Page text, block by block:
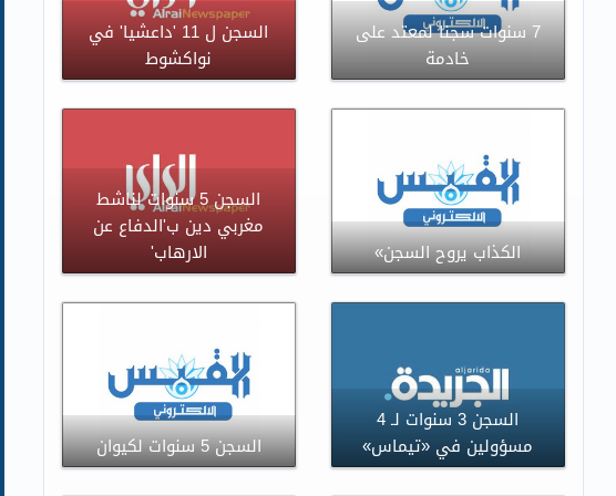
السجن ل 11 'داعشيا' في
نواكشوط
7 سنوات سجنا لمعتد على
خادمة
السجن 5 سنوات لناشط
مغربي دين ب'الدفاع عن
الارهاب'
الكذاب يروح السجن»
السجن 5 سنوات لكيوان
السجن 3 سنوات لـ 4
مسؤولين في «تيماس»